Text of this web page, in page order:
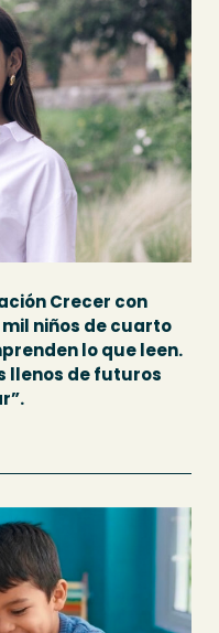
Crecer con
mil niños de cuarto
lo que leen.
llenos de futuros